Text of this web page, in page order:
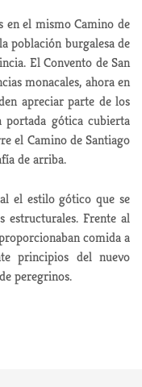
en el mismo Camino de
población burgalesa de
El Convento de San
monacales, ahora en
apreciar parte de los
gótica cubierta
el Camino de Santiago
de arriba.
el estilo gótico que se
estructurales. Frente al
comida a
principios del nuevo
peregrinos.